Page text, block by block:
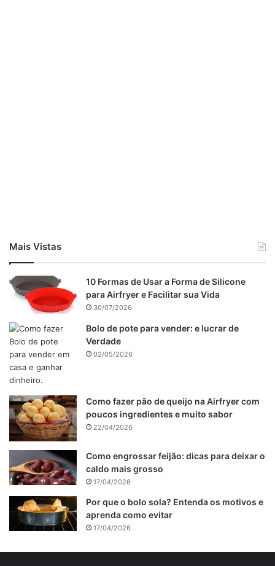
Mais Vistas
10 Formas de Usar a Forma de Silicone
para Airfryer e Facilitar sua Vida
30/07/2026
Bolo de pote para vender: e lucrar de
Verdade
02/05/2026
Como fazer pão de queijo na Airfryer com
poucos ingredientes e muito sabor
22/04/2026
Como engrossar feijão: dicas para deixar o
caldo mais grosso
17/04/2026
Por que o bolo sola? Entenda os motivos e
aprenda como evitar
17/04/2026